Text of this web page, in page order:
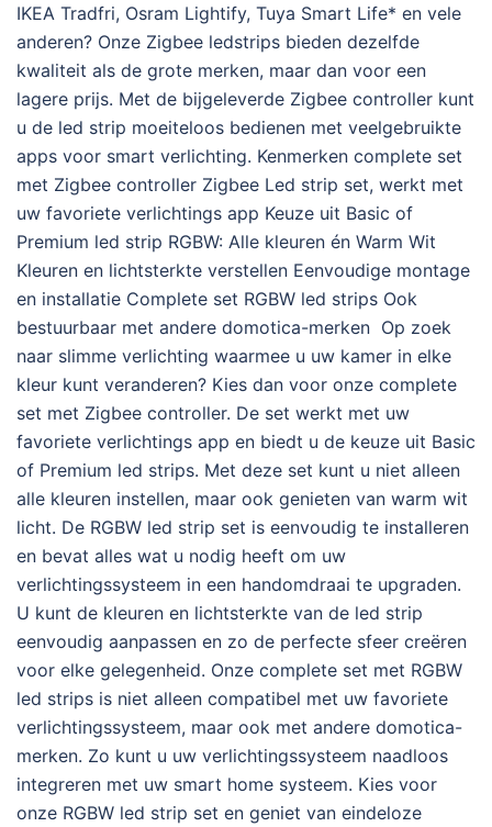
IKEA Tradfri, Osram Lightify, Tuya Smart Life* en vele
anderen? Onze Zigbee ledstrips bieden dezelfde
kwaliteit als de grote merken, maar dan voor een
lagere prijs. Met de bijgeleverde Zigbee controller kunt
u de led strip moeiteloos bedienen met veelgebruikte
apps voor smart verlichting. Kenmerken complete set
met Zigbee controller Zigbee Led strip set, werkt met
uw favoriete verlichtings app Keuze uit Basic of
Premium led strip RGBW: Alle kleuren én Warm Wit
Kleuren en lichtsterkte verstellen Eenvoudige montage
en installatie Complete set RGBW led strips Ook
bestuurbaar met andere domotica-merken Op zoek
naar slimme verlichting waarmee u uw kamer in elke
kleur kunt veranderen? Kies dan voor onze complete
set met Zigbee controller. De set werkt met uw
favoriete verlichtings app en biedt u de keuze uit Basic
of Premium led strips. Met deze set kunt u niet alleen
alle kleuren instellen, maar ook genieten van warm wit
licht. De RGBW led strip set is eenvoudig te installeren
en bevat alles wat u nodig heeft om uw
verlichtingssysteem in een handomdraai te upgraden.
U kunt de kleuren en lichtsterkte van de led strip
eenvoudig aanpassen en zo de perfecte sfeer creëren
voor elke gelegenheid. Onze complete set met RGBW
led strips is niet alleen compatibel met uw favoriete
verlichtingssysteem, maar ook met andere domotica-
merken. Zo kunt u uw verlichtingssysteem naadloos
integreren met uw smart home systeem. Kies voor
onze RGBW led strip set en geniet van eindeloze